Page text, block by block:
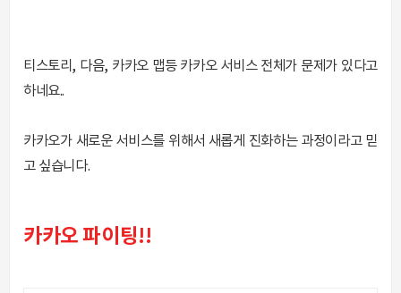
티스토리, 다음, 카카오 맵등 카카오 서비스 전체가 문제가 있다고
하네요..
카카오가 새로운 서비스를 위해서 새롭게 진화하는 과정이라고 믿
고 싶습니다.
카카오 파이팅!!